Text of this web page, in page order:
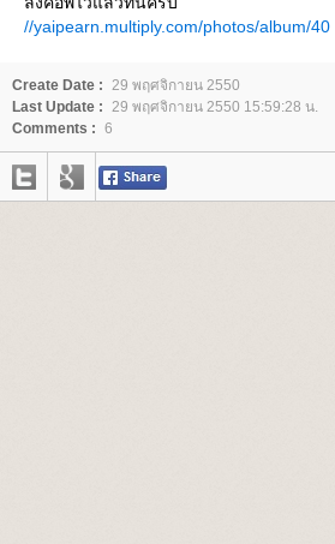
//yaipearn.multiply.com/photos/album/40
Create Date : 29 พฤศจิกายน 2550
Last Update : 29 พฤศจิกายน 2550 15:59:28 น.
Comments : 6